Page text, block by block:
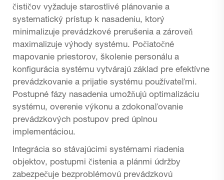
čističov vyžaduje starostlivé plánovanie a
systematický prístup k nasadeniu, ktorý
minimalizuje prevádzkové prerušenia a zároveň
maximalizuje výhody systému. Počiatočné
mapovanie priestorov, školenie personálu a
konfigurácia systému vytvárajú základ pre efektívne
prevádzkovanie a prijatie systému používateľmi.
Postupné fázy nasadenia umožňujú optimalizáciu
systému, overenie výkonu a zdokonaľovanie
prevádzkových postupov pred úplnou
implementáciou.
Integrácia so stávajúcimi systémami riadenia
objektov, postupmi čistenia a plánmi údržby
zabezpečuje bezproblémovú prevádzkovú